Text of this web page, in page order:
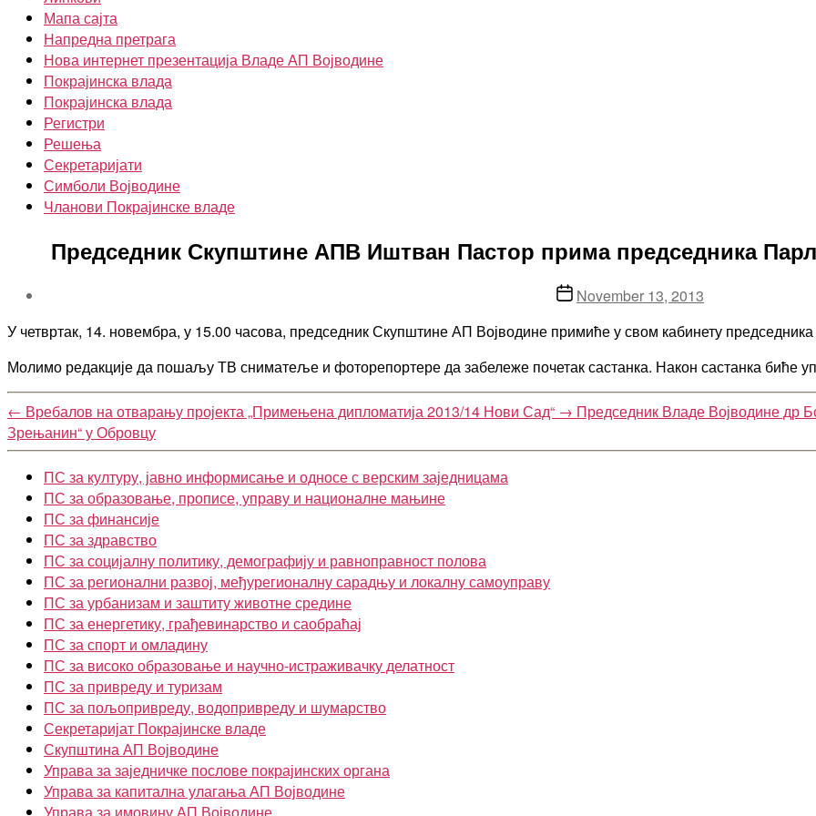
Мапа сајта
Напредна претрага
Нова интернет презентација Владе АП Војводине
Покрајинска влада
Покрајинска влада
Регистри
Решења
Секретаријати
Симболи Војводине
Чланови Покрајинске владе
Председник Скупштине АПВ Иштван Пастор прима председника
PostNovember 13, 2013
У четвртак, 14. новембра, у 15.00 часова, председник Скупштине АП Војводине примиће у свом кабинету
Молимо редакције да пошаљу ТВ сниматеље и фоторепортере да забележе почетак састанка. Након састанка биће
← Вребалов на отварању пројекта „Примењена дипломатија 2013/14 Нови Сад“ → Председник Владе Војводине др
Зрењанин“ у Обровцу
ПС за културу, јавно информисање и односе с верским заједницама
ПС за образовање, прописе, управу и националне мањине
ПС за финансије
ПС за здравство
ПС за социјалну политику, демографију и равноправност полова
ПС за регионални развој, међурегионалну сарадњу и локалну самоуправу
ПС за урбанизам и заштиту животне средине
ПС за енергетику, грађевинарство и саобраћај
ПС за спорт и омладину
ПС за високо образовање и научно-истраживачку делатност
ПС за привреду и туризам
ПС за пољопривреду, водопривреду и шумарство
Секретаријат Покрајинске владе
Скупштина АП Војводине
Управа за заједничке послове покрајинских органа
Управа за капитална улагања АП Војводине
Управа за имовину АП Војводине